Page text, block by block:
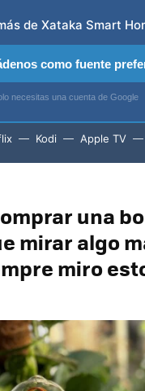
SMART TV
Kodi Apple TV
una
mirar algo
miro
de Xataka Smart
como fuente
necesitas una cuenta de Google